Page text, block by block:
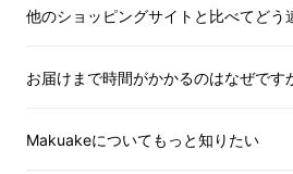
・荷物が傾いて崩れてしまう
・スーパーのカゴが合わない
他のショッピングサイトと比べてどう
お届けまで時間がかかるのはなぜです
Makuakeについてもっと知りたい